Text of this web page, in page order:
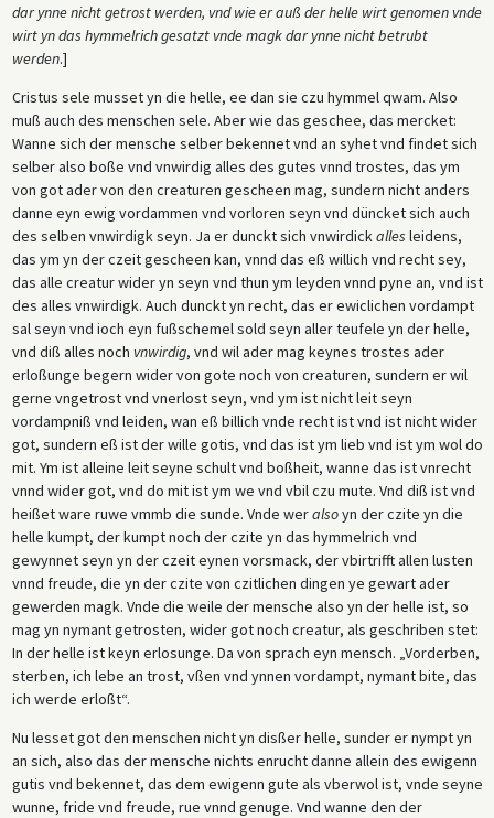
dar ynne nicht getrost werden, vnd wie er auß der helle wirt genomen vnde
wirt yn das hymmelrich gesatzt vnde magk dar ynne nicht betrubt
werden.]
Cristus sele musset yn die helle, ee dan sie czu hymmel qwam. Also
muß auch des menschen sele. Aber wie das geschee, das mercket:
Wanne sich der mensche selber bekennet vnd an syhet vnd findet sich
selber also boße vnd vnwirdig alles des gutes vnnd trostes, das ym
von got ader von den creaturen gescheen mag, sundern nicht anders
danne eyn ewig vordammen vnd vorloren seyn vnd düncket sich auch
des selben vnwirdigk seyn. Ja er dunckt sich vnwirdickalles leidens,
das ym yn der czeit gescheen kan, vnnd das eß willich vnd recht sey,
das alle creatur wider yn seyn vnd thun ym leyden vnnd pyne an, vnd ist
des alles vnwirdigk. Auch dunckt yn recht, das er ewiclichen vordampt
sal seyn vnd ioch eyn fußschemel sold seyn aller teufele yn der helle,
vnd diß alles noch vnwirdig, vnd wil ader mag keynes trostes ader
erloßunge begern wider von gote noch von creaturen, sundern er wil
gerne vngetrost vnd vnerlost seyn, vnd ym ist nicht leit seyn
vordampniß vnd leiden, wan eß billich vnde recht ist vnd ist nicht wider
got, sundern eß ist der wille gotis, vnd das ist ym lieb vnd ist ym wol do
mit. Ym ist alleine leit seyne schult vnd boßheit, wanne das ist vnrecht
vnnd wider got, vnd do mit ist ym we vnd vbil czu mute. Vnd diß ist vnd
heißet ware ruwe vmmb die sunde. Vnde weralsoyn der czite yn die
helle kumpt, der kumpt noch der czite yn das hymmelrich vnd
gewynnet seyn yn der czeit eynen vorsmack, der vbirtrifft allen lusten
vnnd freude, die yn der czite von czitlichen dingen ye gewart ader
gewerden magk. Vnde die weile der mensche also yn der helle ist, so
mag yn nymant getrosten, wider got noch creatur, als geschriben stet:
In der helle ist keyn erlosunge. Da von sprach eyn mensch. „Vorderben,
sterben, ich lebe an trost, vßen vnd ynnen vordampt, nymant bite, das
ich werde erloßt“.
Nu lesset got den menschen nicht yn disßer helle, sunder er nympt yn
an sich, also das der mensche nichts enrucht danne allein des ewigenn
gutis vnd bekennet, das dem ewigenn gute als vberwol ist, vnde seyne
wunne, fride vnd freude, rue vnnd genuge. Vnd wanne den der